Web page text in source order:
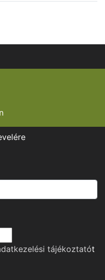
tájékoztatót